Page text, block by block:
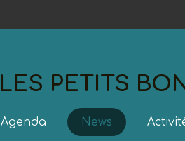
LES PETITS
Agenda News